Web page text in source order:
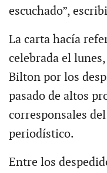
escuchado”,
La carta hacía
celebrada el
Bilton por los
pasado de altos
corresponsales
periodístico.
Entre los